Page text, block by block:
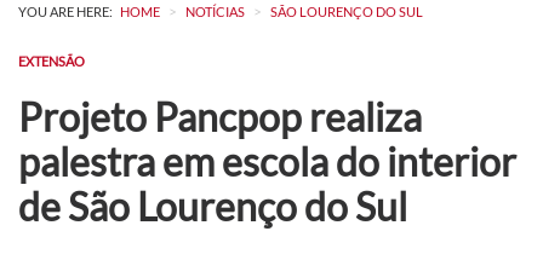
YOU ARE HERE: HOME > NOTÍCIAS > SÃO LOURENÇO DO SUL
EXTENSÃO
Projeto Pancpop realiza
palestra em escola do interior
de São Lourenço do Sul